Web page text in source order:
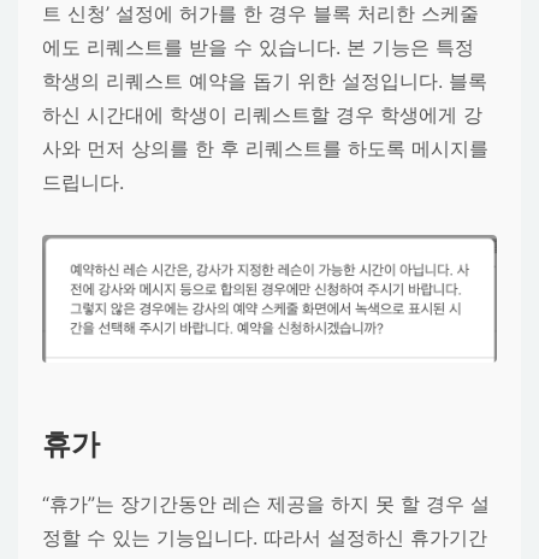
트 신청’ 설정에 허가를 한 경우 블록 처리한 스케줄
에도 리퀘스트를 받을 수 있습니다. 본 기능은 특정
학생의 리퀘스트 예약을 돕기 위한 설정입니다. 블록
하신 시간대에 학생이 리퀘스트할 경우 학생에게 강
사와 먼저 상의를 한 후 리퀘스트를 하도록 메시지를
드립니다.
휴가
“휴가”는 장기간동안 레슨 제공을 하지 못 할 경우 설
정할 수 있는 기능입니다. 따라서 설정하신 휴가기간